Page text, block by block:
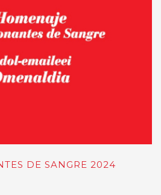
DE SANGRE 2024